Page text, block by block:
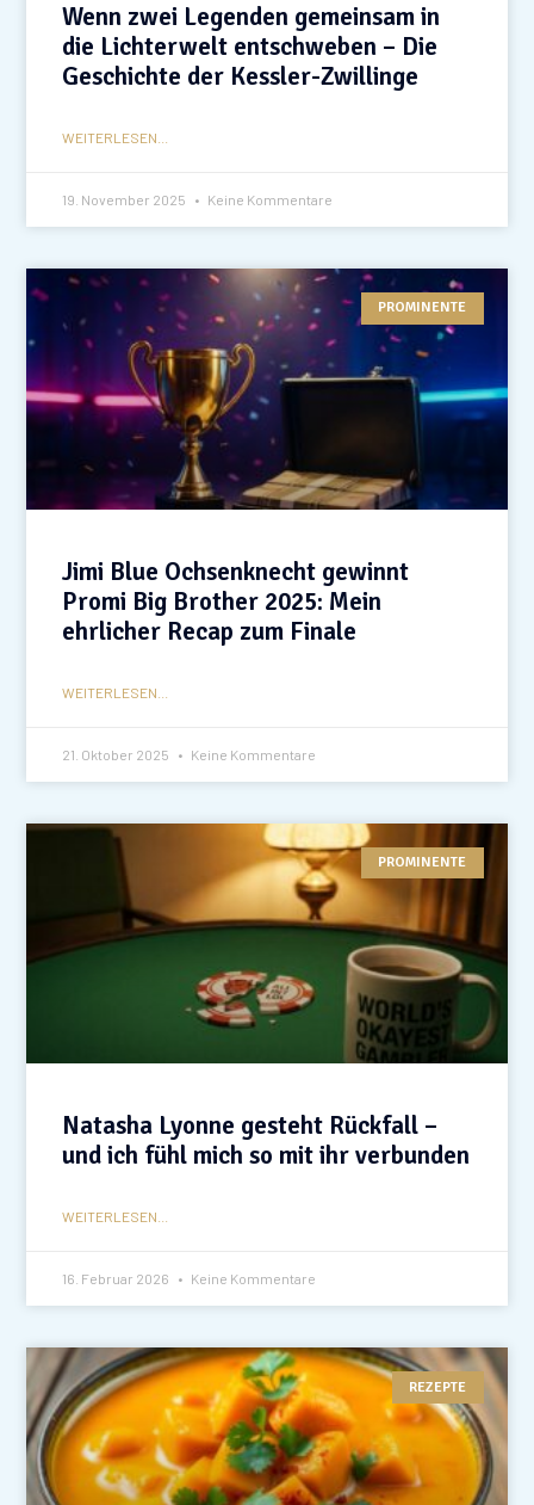
Wenn zwei Legenden gemeinsam in
die Lichterwelt entschweben – Die
Geschichte der Kessler-Zwillinge
WEITERLESEN...
19. November 2025 Keine Kommentare
PROMINENTE
Jimi Blue Ochsenknecht gewinnt
Promi Big Brother 2025: Mein
ehrlicher Recap zum Finale
WEITERLESEN...
21. Oktober 2025 Keine Kommentare
PROMINENTE
Natasha Lyonne gesteht Rückfall –
und ich fühl mich so mit ihr verbunden
WEITERLESEN...
16. Februar 2026 Keine Kommentare
REZEPTE